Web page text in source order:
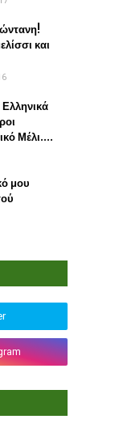
και
Ελληνικά
Μέλι....
μου